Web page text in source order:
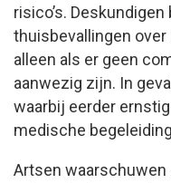
risico’s.
thuisbevallingen
alleen als er geen
aanwezig zijn. In
waarbij eerder
medische
Artsen waarschuwen